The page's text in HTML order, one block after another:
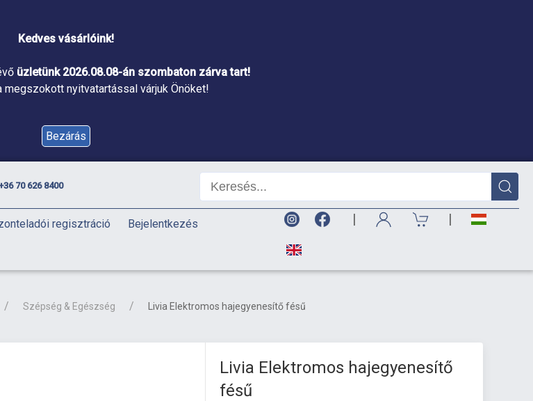
Kedves vásárlóink!
üzletünk 2026.08.08-án szombaton zárva tart!
megszokott nyitvatartással várjuk Önöket!
Bezárás
70 626 8400
regisztráció Bejelentkezés | |
Szépség & Egészség Livia Elektromos hajegyenesítő fésű
Livia Elektromos hajegyenesítő
fésű